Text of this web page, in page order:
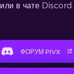
или в чате Discord.
ФОРУМ PIVX